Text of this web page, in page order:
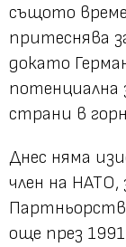
същото
притеснява
докато
потенциална
страни в
Днес няма
член на НАТО,
още през